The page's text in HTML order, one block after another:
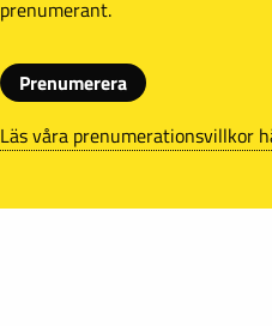
prenumerant.
Prenumerera
Läs våra prenumerationsvillkor